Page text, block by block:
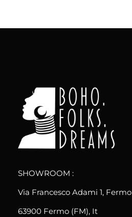
SHOWROOM :
Via Francesco Adami 1, Fermo
63900 Fermo (FM), It